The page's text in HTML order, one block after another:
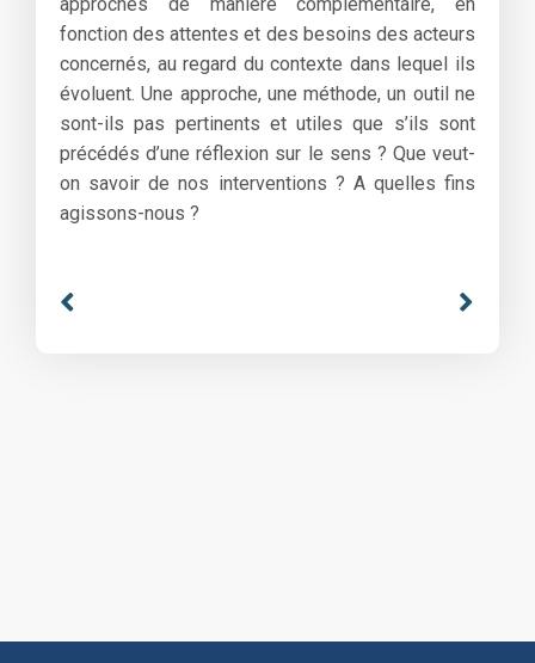
fonction des attentes et des besoins des acteurs
concernés, au regard du contexte dans lequel ils
évoluent. Une approche, une méthode, un outil ne
sont-ils pas pertinents et utiles que s’ils sont
précédés d’une réflexion sur le sens ? Que veut-
on savoir de nos interventions ? A quelles fins
agissons-nous ?